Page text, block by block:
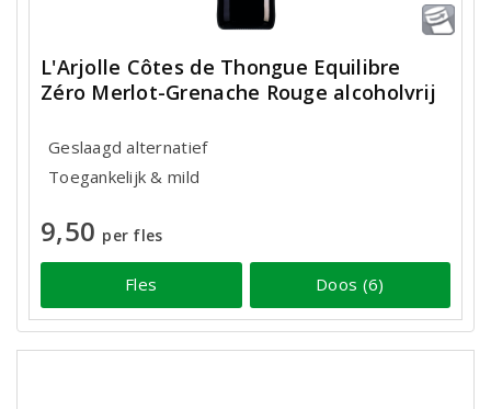
L'Arjolle Côtes de Thongue Equilibre
Zéro Merlot-Grenache Rouge alcoholvrij
Geslaagd alternatief
Toegankelijk & mild
9,50 per fles
Fles Doos (6)